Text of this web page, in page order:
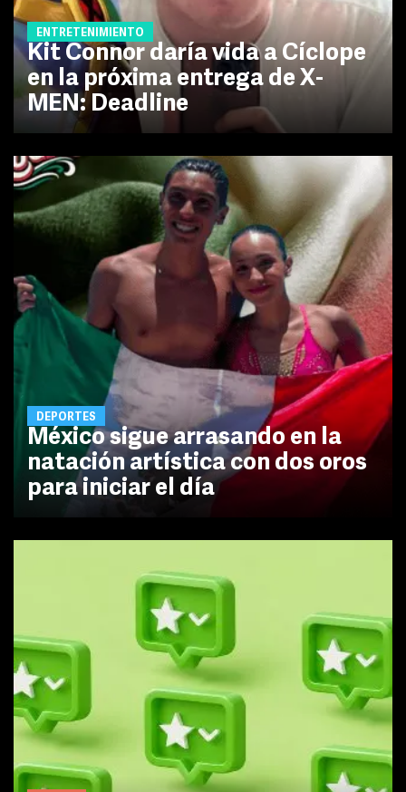
ENTRETENIMIENTO
Kit Connor daría vida a Cíclope
en la próxima entrega de X-
MEN: Deadline
DEPORTES
México sigue arrasando en la
natación artística con dos oros
para iniciar el día